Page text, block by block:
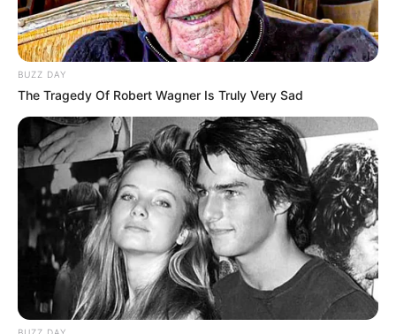
BUZZ DAY
The Tragedy Of Robert Wagner Is Truly Very Sad